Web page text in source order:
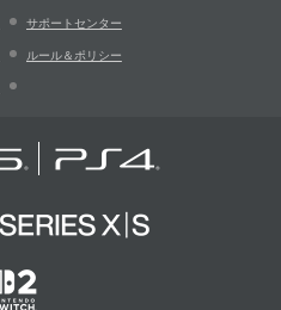
サポートセンター
ルール＆ポリシー